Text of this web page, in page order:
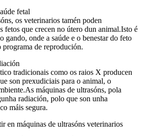
fetal
os veterinarios tamén poden
fetos que crecen no útero dun animal.Isto é
gando, onde a saúde e o benestar do feto
de reprodución.
tradicionais como os raios X producen
son prexudiciais para o animal, o
máquinas de ultrasóns, pola
radiación, polo que son unha
máis segura.
en máquinas de ultrasóns veterinarios